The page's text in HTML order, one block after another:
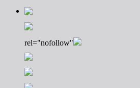
rel="nofollow"